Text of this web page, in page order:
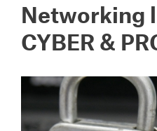
Networking
CYBER &